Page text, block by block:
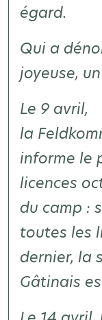
égard.
Qui a
joyeuse,
Le 9 avril,
la
informe le
licences
du camp :
toutes les
dernier, la
Gâtinais